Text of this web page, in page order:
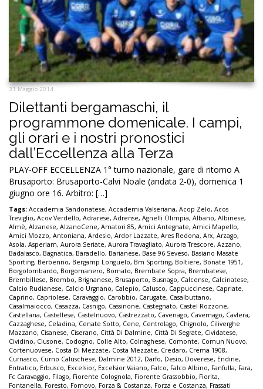
31 Maggio 2014
Dilettanti bergamaschi, il
programmone domenicale. I campi,
gli orari e i nostri pronostici
dall’Eccellenza alla Terza
PLAY-OFF ECCELLENZA 1° turno nazionale, gare di ritorno A
Brusaporto: Brusaporto-Calvi Noale (andata 2-0), domenica 1
giugno ore 16. Arbitro: […]
Tags: Accademia Sandonatese, Accademia Valseriana, Acop Zelo, Acos
Treviglio, Acov Verdello, Adrarese, Adrense, Agnelli Olimpia, Albano, Albinese,
Almè, Alzanese, AlzanoCene, Amatori 85, Amici Antegnate, Amici Mapello,
Amici Mozzo, Antoniana, Ardesio, Ardor Lazzate, Ares Redona, Arx, Arzago,
Asola, Asperiam, Aurora Seriate, Aurora Travagliato, Aurora Trescore, Azzano,
Badalasco, Bagnatica, Baradello, Barianese, Base 96 Seveso, Basiano Masate
Sporting, Berbenno, Bergamp Longuelo, Bm Sporting, Boltiere, Bonate 1951,
Borgolombardo, Borgomanero, Bornato, Brembate Sopra, Brembatese,
Brembillese, Brembo, Brignanese, Brusaporto, Busnago, Calcense, Calcinatese,
Calcio Rudianese, Calcio Urgnano, Calepio, Calusco, Cappuccinese, Capriate,
Caprino, Capriolese, Caravaggio, Carobbio, Carugate, Casalbuttano,
Casalmaiocco, Casazza, Casnigo, Cassinone, Castegnato, Castel Rozzone,
Castellana, Castellese, Castelnuovo, Castrezzato, Cavenago, Cavernago, Cavlera,
Cazzaghese, Celadina, Cenate Sotto, Cene, Centrolago, Chignolo, Ciliverghe
Mazzano, Cisanese, Ciserano, Città Di Dalmine, Città Di Segrate, Cividatese,
Cividino, Clusone, Codogno, Colle Alto, Colnaghese, Comonte, Comun Nuovo,
Cortenuovese, Costa Di Mezzate, Costa Mezzate, Credaro, Crema 1908,
Curnasco, Curno Caluschese, Dalmine 2012, Darfo, Desio, Doverese, Endine,
Entratico, Erbusco, Excelsior, Excelsior Vaiano, Falco, Falco Albino, Fanfulla, Fara,
Fc Caravaggio, Filago, Fiorente Colognola, Fiorente Grassobbio, Fiorita,
Fontanella, Foresto, Fornovo, Forza & Costanza, Forza e Costanza, Frassati